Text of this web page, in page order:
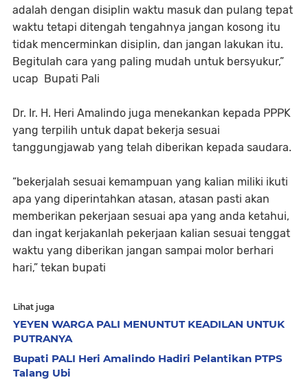
adalah dengan disiplin waktu masuk dan pulang tepat
waktu tetapi ditengah tengahnya jangan kosong itu
tidak mencerminkan disiplin, dan jangan lakukan itu.
Begitulah cara yang paling mudah untuk bersyukur,”
ucap Bupati Pali
Dr. Ir. H. Heri Amalindo juga menekankan kepada PPPK
yang terpilih untuk dapat bekerja sesuai
tanggungjawab yang telah diberikan kepada saudara.
“bekerjalah sesuai kemampuan yang kalian miliki ikuti
apa yang diperintahkan atasan, atasan pasti akan
memberikan pekerjaan sesuai apa yang anda ketahui,
dan ingat kerjakanlah pekerjaan kalian sesuai tenggat
waktu yang diberikan jangan sampai molor berhari
hari,” tekan bupati
Lihat juga
YEYEN WARGA PALI MENUNTUT KEADILAN UNTUK
PUTRANYA
Bupati PALI Heri Amalindo Hadiri Pelantikan PTPS
Talang Ubi